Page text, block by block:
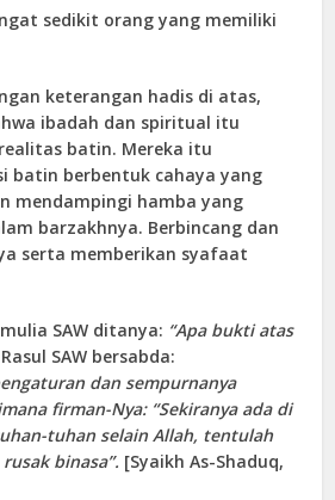
sedikit orang yang memiliki
keterangan hadis di atas,
ibadah dan spiritual itu
batin. Mereka itu
batin berbentuk cahaya yang
mendampingi hamba yang
barzakhnya. Berbincang dan
serta memberikan syafaat
SAW ditanya: “Apa bukti atas
SAW bersabda:
dan sempurnanya
firman-Nya: “Sekiranya ada di
tuhan selain Allah, tentulah
binasa”. [Syaikh As-Shaduq,